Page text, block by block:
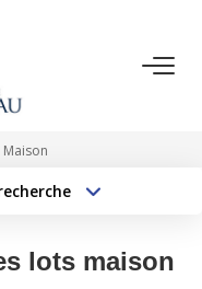
Maison
lots maison